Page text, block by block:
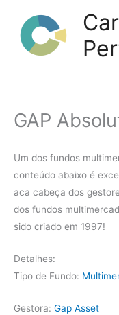
conteúdo
GAP
Um dos fundos
conteúdo abaixo é
aca cabeça dos
dos fundos
sido criado em 1997!
Detalhes:
Tipo de Fundo:
Gestora: Gap Asset